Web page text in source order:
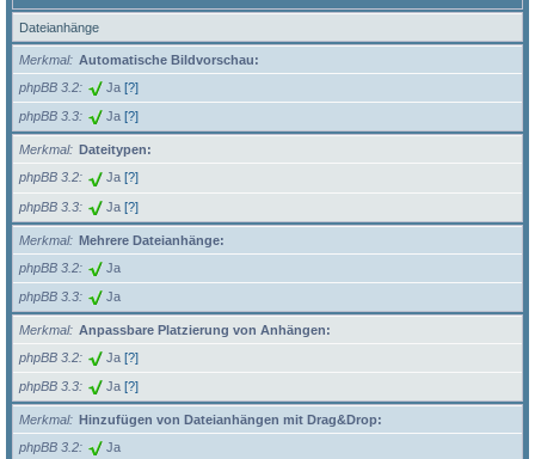
Dateianhänge
Merkmal
Automatische Bildvorschau:
phpBB 3.2
Ja [?]
phpBB 3.3 Ja [?]
Merkmal
Dateitypen:
phpBB 3.2
Ja [?]
phpBB 3.3 Ja [?]
Merkmal
Mehrere Dateianhänge:
phpBB 3.2
Ja
phpBB 3.3 Ja
Merkmal
Anpassbare Platzierung von Anhängen:
phpBB 3.2
Ja [?]
phpBB 3.3 Ja [?]
Merkmal
Hinzufügen von Dateianhängen mit Drag&Drop:
phpBB 3.2
Ja